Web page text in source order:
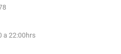
a 22:00hrs